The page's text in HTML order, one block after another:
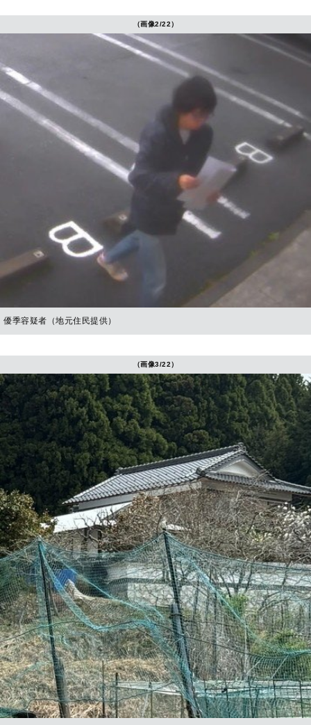
（画像2/22）
優季容疑者（地元住民提供）
（画像3/22）